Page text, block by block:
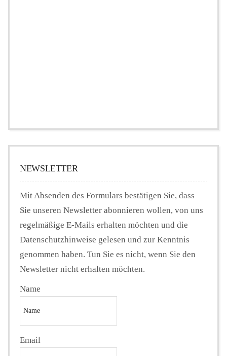
NEWSLETTER
Mit Absenden des Formulars bestätigen Sie, dass
Sie unseren Newsletter abonnieren wollen, von uns
regelmäßige E-Mails erhalten möchten und die
Datenschutzhinweise gelesen und zur Kenntnis
genommen haben. Tun Sie es nicht, wenn Sie den
Newsletter nicht erhalten möchten.
Name
Email